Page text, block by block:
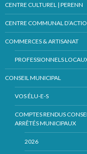
CENTRE CULTUREL | PERENN
CENTRE COMMUNAL
COMMERCES & ARTISANAT
PROFESSIONNELS
CONSEIL MUNICIPAL
VOS ÉLU-E-S
COMPTES RENDUS
ARRÊTÉS MUNICIPAUX
2026